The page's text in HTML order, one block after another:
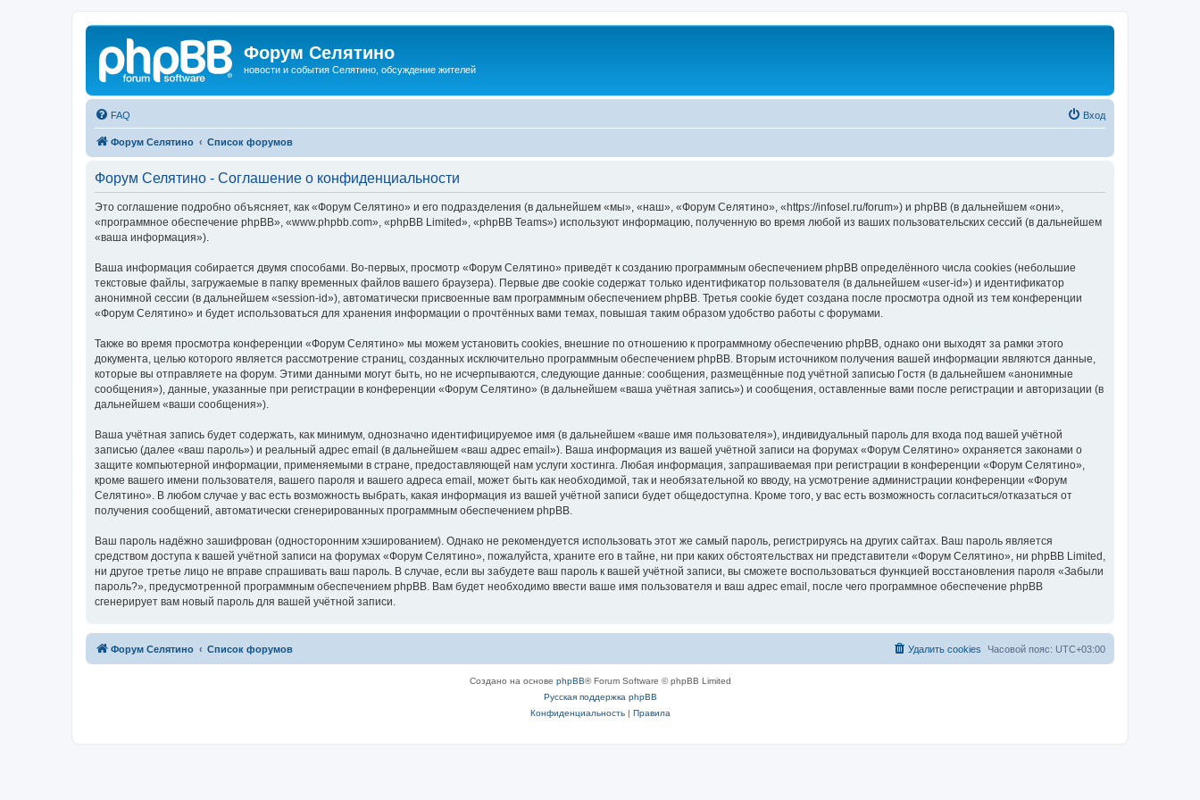
Форум Селятино
новости и события Селятино, обсуждение жителей
FAQ Вход
Форум Селятино Список форумов
Форум Селятино - Соглашение о конфиденциальности
Это соглашение подробно объясняет, как «Форум Селятино» и его подразделения (в дальнейшем «мы», «наш», «Форум Селятино», «https://infosel.ru/forum») и phpBB (в дальнейшем «они»,
«программное обеспечение phpBB», «www.phpbb.com», «phpBB Limited», «phpBB Teams») используют информацию, полученную во время любой из ваших пользовательских сессий (в дальнейшем
«ваша информация»).
Ваша информация собирается двумя способами. Во-первых, просмотр «Форум Селятино» приведёт к созданию программным обеспечением phpBB определённого числа cookies (небольшие
текстовые файлы, загружаемые в папку временных файлов вашего браузера). Первые две cookie содержат только идентификатор пользователя (в дальнейшем «user-id») и идентификатор
анонимной сессии (в дальнейшем «session-id»), автоматически присвоенные вам программным обеспечением phpBB. Третья cookie будет создана после просмотра одной из тем конференции
«Форум Селятино» и будет использоваться для хранения информации о прочтённых вами темах, повышая таким образом удобство работы с форумами.
Также во время просмотра конференции «Форум Селятино» мы можем установить cookies, внешние по отношению к программному обеспечению phpBB, однако они выходят за рамки этого
документа, целью которого является рассмотрение страниц, созданных исключительно программным обеспечением phpBB. Вторым источником получения вашей информации являются данные,
которые вы отправляете на форум. Этими данными могут быть, но не исчерпываются, следующие данные: сообщения, размещённые под учётной записью Гостя (в дальнейшем «анонимные
сообщения»), данные, указанные при регистрации в конференции «Форум Селятино» (в дальнейшем «ваша учётная запись») и сообщения, оставленные вами после регистрации и авторизации (в
дальнейшем «ваши сообщения»).
Ваша учётная запись будет содержать, как минимум, однозначно идентифицируемое имя (в дальнейшем «ваше имя пользователя»), индивидуальный пароль для входа под вашей учётной
записью (далее «ваш пароль») и реальный адрес email (в дальнейшем «ваш адрес email»). Ваша информация из вашей учётной записи на форумах «Форум Селятино» охраняется законами о
защите компьютерной информации, применяемыми в стране, предоставляющей нам услуги хостинга. Любая информация, запрашиваемая при регистрации в конференции «Форум Селятино»,
кроме вашего имени пользователя, вашего пароля и вашего адреса email, может быть как необходимой, так и необязательной ко вводу, на усмотрение администрации конференции «Форум
Селятино». В любом случае у вас есть возможность выбрать, какая информация из вашей учётной записи будет общедоступна. Кроме того, у вас есть возможность согласиться/отказаться от
получения сообщений, автоматически сгенерированных программным обеспечением phpBB.
Ваш пароль надёжно зашифрован (односторонним хэшированием). Однако не рекомендуется использовать этот же самый пароль, регистрируясь на других сайтах. Ваш пароль является
средством доступа к вашей учётной записи на форумах «Форум Селятино», пожалуйста, храните его в тайне, ни при каких обстоятельствах ни представители «Форум Селятино», ни phpBB Limited,
ни другое третье лицо не вправе спрашивать ваш пароль. В случае, если вы забудете ваш пароль к вашей учётной записи, вы сможете воспользоваться функцией восстановления пароля «Забыли
пароль?», предусмотренной программным обеспечением phpBB. Вам будет необходимо ввести ваше имя пользователя и ваш адрес email, после чего программное обеспечение phpBB
сгенерирует вам новый пароль для вашей учётной записи.
Форум Селятино Список форумов Часовой пояс: UTC+03:00
Удалить cookies
Создано на основе phpBB® Forum Software © phpBB Limited
Русская поддержка phpBB
Конфиденциальность| Правила